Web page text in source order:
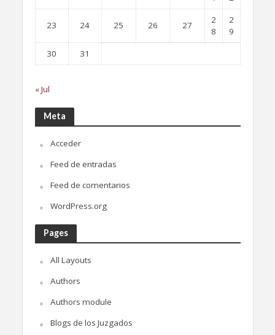
23 24 25 26 27
2
8
2
9
30
31
« Jul
Meta
Acceder
Feed de entradas
Feed de comentarios
WordPress.org
Pages
All Layouts
Authors
Authors module
Blogs de los Juzgados